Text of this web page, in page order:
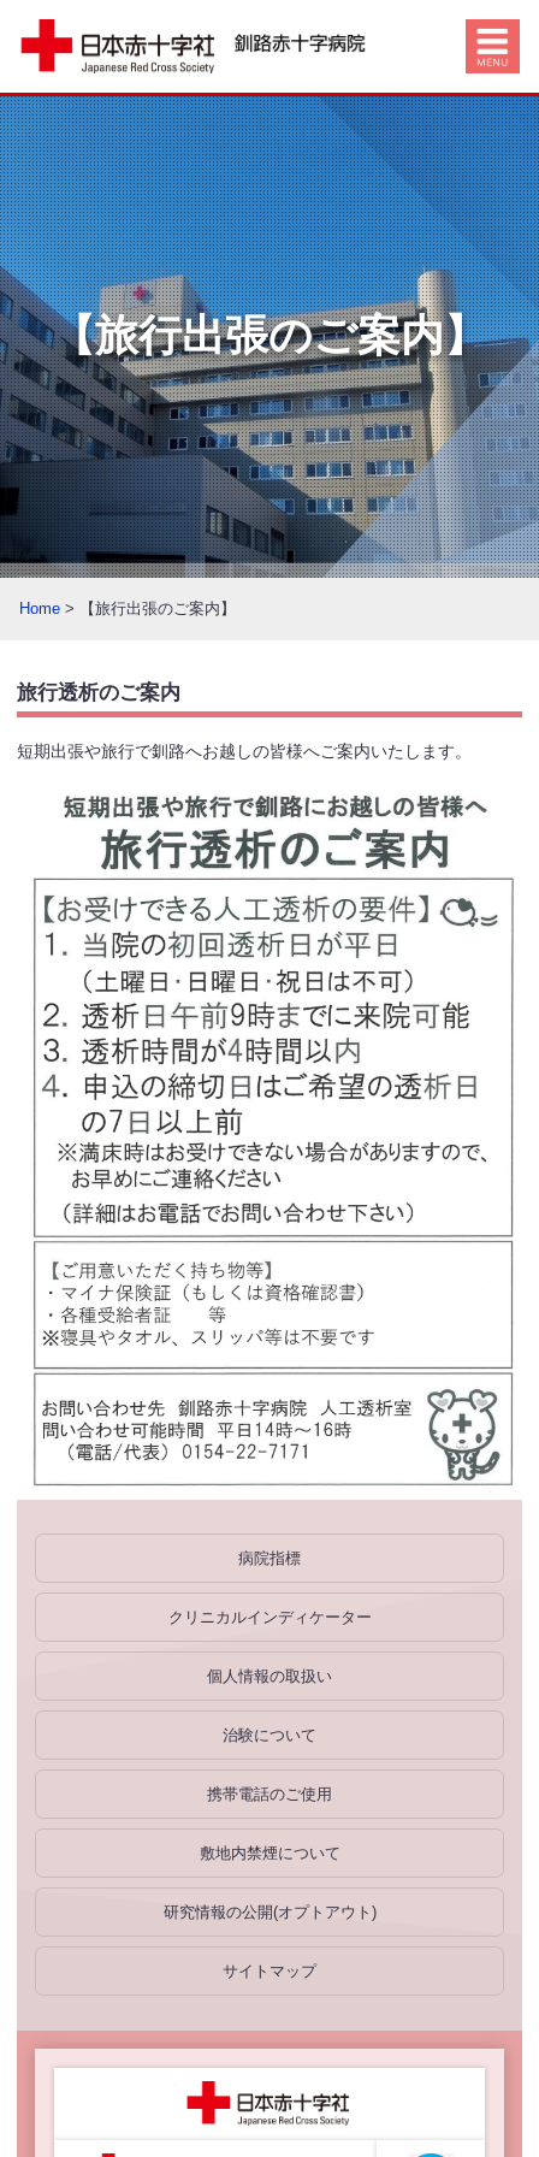
【旅行出張のご案内】
Home > 【旅行出張のご案内】
旅行透析のご案内
短期出張や旅行で釧路へお越しの皆様へご案内いたします。
病院指標
クリニカルインディケーター
個人情報の取扱い
治験について
携帯電話のご使用
敷地内禁煙について
研究情報の公開(オプトアウト)
サイトマップ